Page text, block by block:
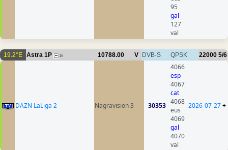
95
gal
127
val
19.2°E Astra 1P 16 10788.00 V DVB-S QPSK 22000 5/6
DAZN LaLiga 2 Nagravision 3 30353
4066
esp
4067
cat
4068
eus
4069
gal
4070
val
2026-07-27+